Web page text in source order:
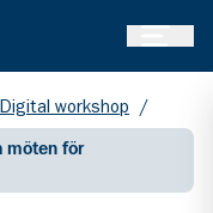
Digital workshop /
möten för